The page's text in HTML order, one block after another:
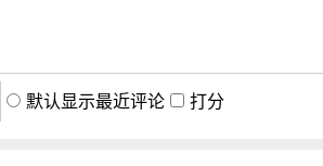
默认显示最近评论 打分